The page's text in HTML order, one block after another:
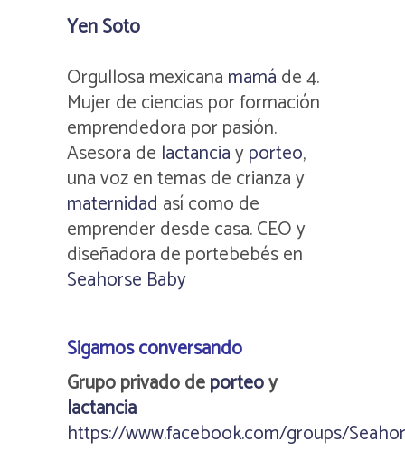
Yen Soto
Orgullosa mexicana mamá de 4.
Mujer de ciencias por formación
emprendedora por pasión.
Asesora de lactanciayporteo,
una voz en temas de crianza y
maternidad así como de
emprender desde casa. CEO y
diseñadora de portebebés en
Seahorse Baby
Sigamos conversando
Grupo privado deporteoy
lactancia
https://www.facebook.com/groups/